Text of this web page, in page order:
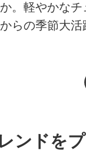
。軽やかな
らの季節大活
ンドを